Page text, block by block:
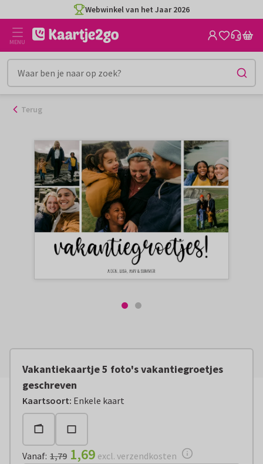
naar
inhoud
Webwinkel van het Jaar 2026
MENU
Terug
Vakantiekaartje 5 foto's vakantiegroetjes
geschreven
Kaartsoort: Enkele kaart
Vanaf:€ 1,69 excl. verzendkosten
Vanaf: 1,79 1,69 excl. verzendkosten